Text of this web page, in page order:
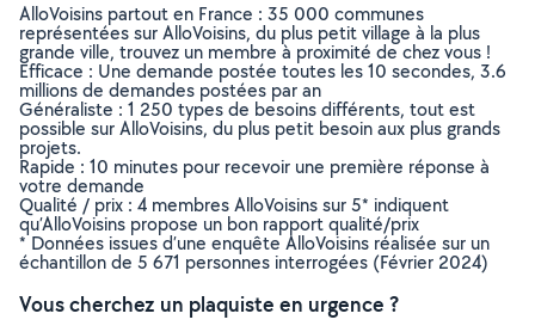
AlloVoisins partout en France : 35 000 communes
représentées sur AlloVoisins, du plus petit village à la plus
grande ville, trouvez un membre à proximité de chez vous !
Efficace : Une demande postée toutes les 10 secondes, 3.6
millions de demandes postées par an
Généraliste : 1 250 types de besoins différents, tout est
possible sur AlloVoisins, du plus petit besoin aux plus grands
projets.
Rapide : 10 minutes pour recevoir une première réponse à
votre demande
Qualité / prix : 4 membres AlloVoisins sur 5* indiquent
qu’AlloVoisins propose un bon rapport qualité/prix
* Données issues d’une enquête AlloVoisins réalisée sur un
échantillon de 5 671 personnes interrogées (Février 2024)
Vous cherchez un plaquiste en urgence ?